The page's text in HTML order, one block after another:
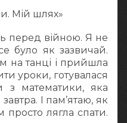
Мій шлях»
перед війною. Я не
було як зазвичай.
на танці і прийшла
уроки, готувалася
з математики, яка
І пам’ятаю, як
просто лягла спати.